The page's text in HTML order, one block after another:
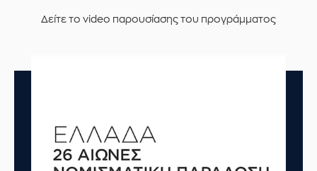
Δείτε το video παρουσίασης του προγράμματος